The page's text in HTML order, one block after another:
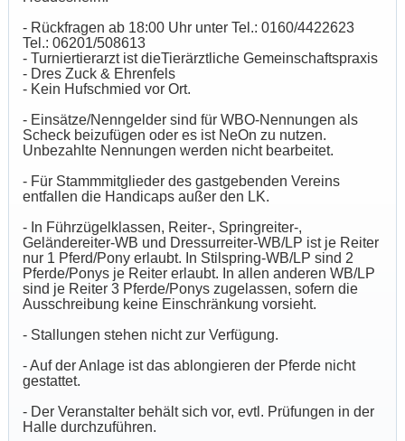
- Rückfragen ab 18:00 Uhr unter Tel.: 0160/4422623
Tel.: 06201/508613
- Turniertierarzt ist dieTierärztliche Gemeinschaftspraxis
- Dres Zuck & Ehrenfels
- Kein Hufschmied vor Ort.
- Einsätze/Nenngelder sind für WBO-Nennungen als
Scheck beizufügen oder es ist NeOn zu nutzen.
Unbezahlte Nennungen werden nicht bearbeitet.
- Für Stammmitglieder des gastgebenden Vereins
entfallen die Handicaps außer den LK.
- In Führzügelklassen, Reiter-, Springreiter-,
Geländereiter-WB und Dressurreiter-WB/LP ist je Reiter
nur 1 Pferd/Pony erlaubt. In Stilspring-WB/LP sind 2
Pferde/Ponys je Reiter erlaubt. In allen anderen WB/LP
sind je Reiter 3 Pferde/Ponys zugelassen, sofern die
Ausschreibung keine Einschränkung vorsieht.
- Stallungen stehen nicht zur Verfügung.
- Auf der Anlage ist das ablongieren der Pferde nicht
gestattet.
- Der Veranstalter behält sich vor, evtl. Prüfungen in der
Halle durchzuführen.